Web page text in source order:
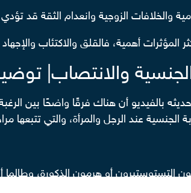
والخلافات الزوجية وانعدام الثقة قد
المؤثرات أهمية، فالقلق والاكتئاب
الجنسية والانتصاب|
بالفيديو أن هناك فرقًا واضحًا بين
الجنسية عند الرجل والمرأة، والتي تتبعها
التستوستيرون أو هرمون الذكورة،